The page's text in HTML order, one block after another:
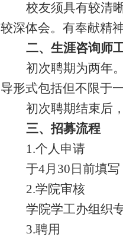
校友须具有较清
较深体会。有奉献精
二、生涯咨询师
初次聘期为两年
导形式包括但不限于
初次聘期结束后
三、招募流程
1.个人申请
于4月 30 日前填
2.学院审核
学院学工办组织
3.聘用